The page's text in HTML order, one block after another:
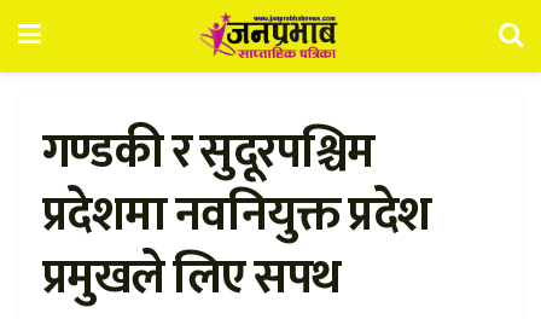
गण्डकी र सुदूरपश्चिम
प्रदेशमा नवनियुक्त प्रदेश
प्रमुखले लिए सपथ